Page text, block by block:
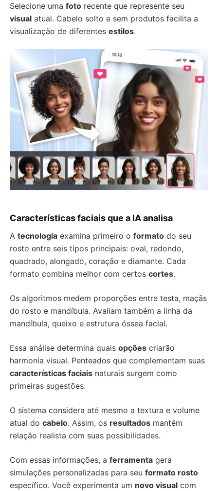
Selecione uma foto recente que represente seu
visual atual. Cabelo solto e sem produtos facilita a
visualização de diferentes estilos.
Características faciais que a IA analisa
A tecnologia examina primeiro o formato do seu
rosto entre seis tipos principais: oval, redondo,
quadrado, alongado, coração e diamante. Cada
formato combina melhor com certos cortes.
Os algoritmos medem proporções entre testa, maçãs
do rosto e mandíbula. Avaliam também a linha da
mandíbula, queixo e estrutura óssea facial.
Essa análise determina quais opções criarão
harmonia visual. Penteados que complementam suas
características faciais naturais surgem como
primeiras sugestões.
O sistema considera até mesmo a textura e volume
atual do cabelo. Assim, os resultados mantêm
relação realista com suas possibilidades.
Com essas informações, a ferramenta gera
simulações personalizadas para seu formato rosto
específico. Você experimenta um novo visual com